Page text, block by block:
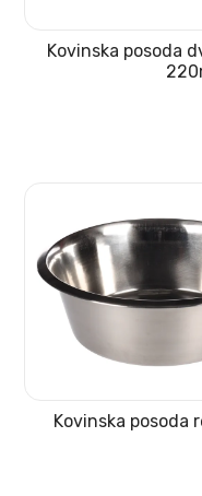
Kovinska posoda
Kovinska posoda